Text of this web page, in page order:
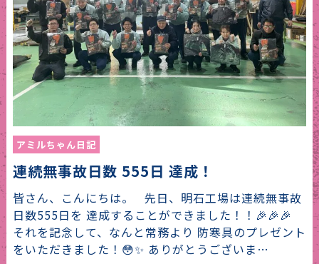
アミルちゃん日記
連続無事故日数 555日 達成！
皆さん、こんにちは。 先日、明石工場は連続無事故
日数555日を 達成することができました！！🎉🎉🎉
それを記念して、なんと常務より 防寒具のプレゼント
をいただきました！😳✨ ありがとうございま…